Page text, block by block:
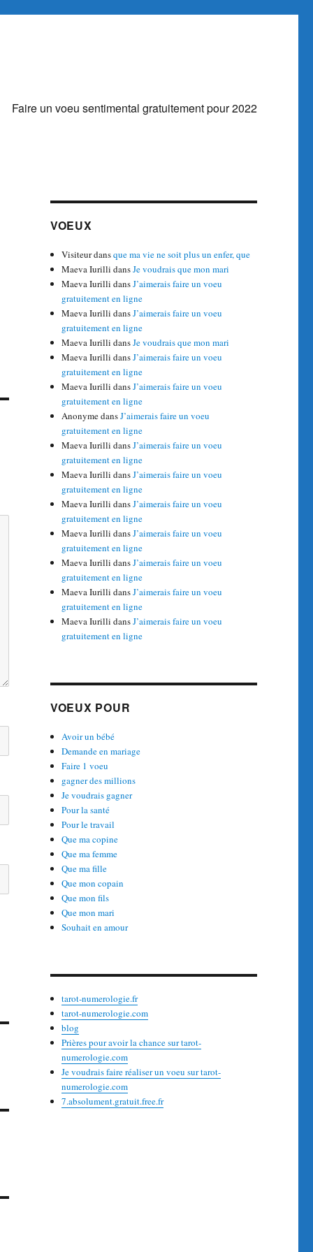
Faire un voeu sentimental gratuitement pour 2022
VOEUX
Visiteurdansque ma vie ne soit plus un enfer, que
Maeva Iurilli dansJe voudrais que mon mari
Maeva Iurilli dansJ’aimerais faire un voeu
gratuitement en ligne
Maeva Iurilli dansJ’aimerais faire un voeu
gratuitement en ligne
Maeva Iurilli dansJe voudrais que mon mari
Maeva Iurilli dansJ’aimerais faire un voeu
gratuitement en ligne
Maeva Iurilli dansJ’aimerais faire un voeu
gratuitement en ligne
AnonymedansJ’aimerais faire un voeu
gratuitement en ligne
Maeva Iurilli dansJ’aimerais faire un voeu
gratuitement en ligne
Maeva Iurilli dansJ’aimerais faire un voeu
gratuitement en ligne
Maeva Iurilli dansJ’aimerais faire un voeu
gratuitement en ligne
Maeva Iurilli dansJ’aimerais faire un voeu
gratuitement en ligne
Maeva Iurilli dansJ’aimerais faire un voeu
gratuitement en ligne
Maeva Iurilli dansJ’aimerais faire un voeu
gratuitement en ligne
Maeva Iurilli dansJ’aimerais faire un voeu
gratuitement en ligne
VOEUX POUR
Avoir un bébé
Demande en mariage
Faire 1 voeu
gagner des millions
Je voudrais gagner
Pour la santé
Pour le travail
Que ma copine
Que ma femme
Que ma fille
Que mon copain
Que mon fils
Que mon mari
Souhait en amour
tarot-numerologie.fr
tarot-numerologie.com
blog
Prières pour avoir la chance sur tarot-
numerologie.com
Je voudrais faire réaliser un voeu sur tarot-
numerologie.com
7.absolument.gratuit.free.fr